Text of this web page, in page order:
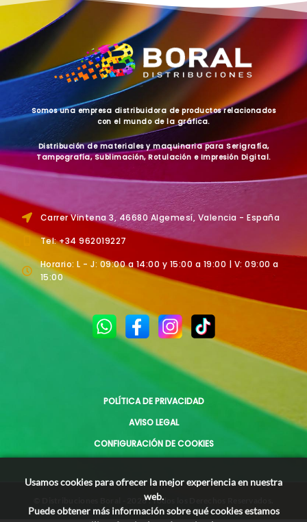
Somos una empresa distribuidora de productos relacionados
con el mundo de la gráfica.
Distribución de materiales y maquinaria para Serigrafía,
Tampografía, Sublimación, Rotulación e Impresión Digital.
Carrer Vintena 3, 46680 Algemesí, Valencia - España
Tel: +34 962019227
Horario: L - J: 09:00 a 14:00 y 15:00 a 19:00 | V: 09:00 a
15:00
POLÍTICA DE PRIVACIDAD
AVISO LEGAL
CONFIGURACIÓN DE COOKIES
© Distribuciones Boral - 2026 . Todos los Derechos Reservados.
Usamos cookies para ofrecer la mejor experiencia en nuestra
web.
Puede obtener más información sobre qué cookies estamos